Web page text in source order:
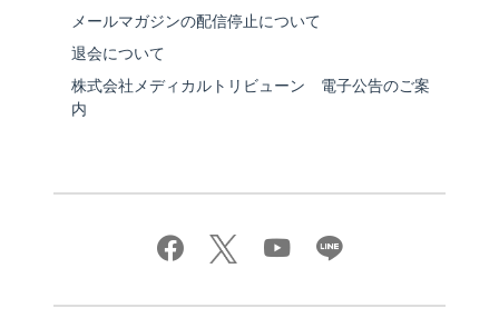
メールマガジンの配信停止について
退会について
株式会社メディカルトリビューン 電子公告のご案
内